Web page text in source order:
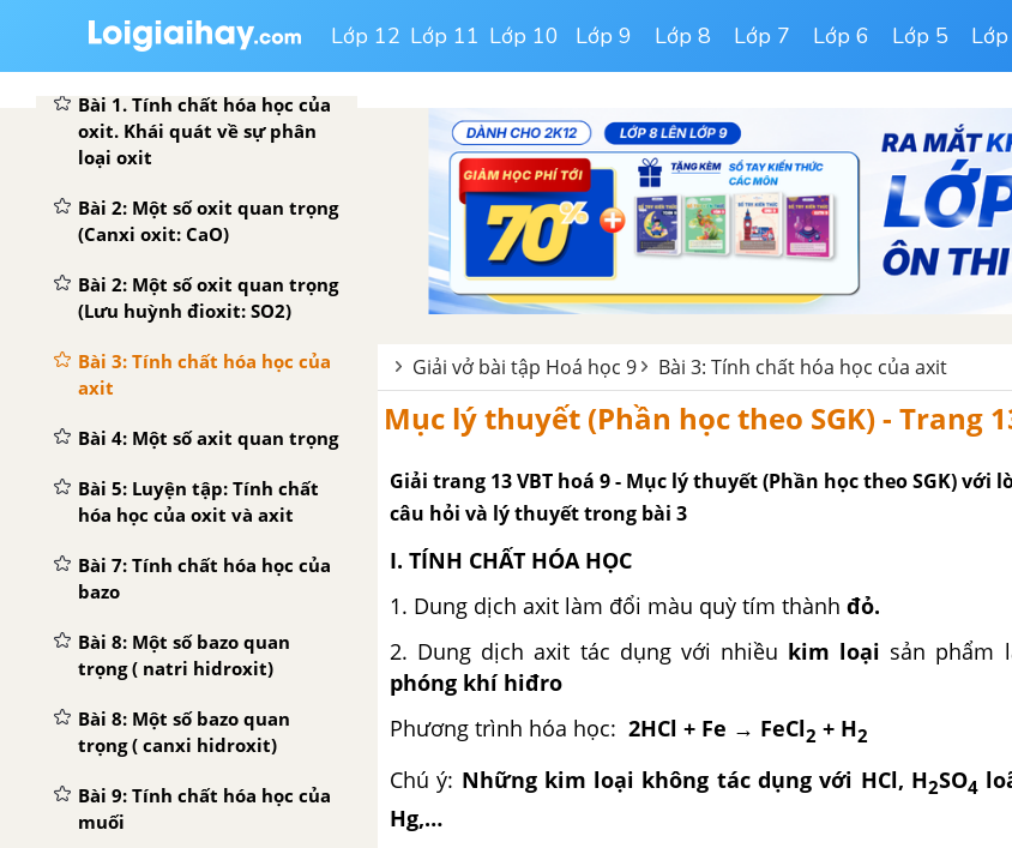
Lớp 12 Lớp 11 Lớp 10 Lớp 9 Lớp 8 Lớp 7 Lớp 6 Lớp 5
CHƯƠNG 1: CÁC LOẠI HỢP CHẤT VÔ CƠ
Bài 1. Tính chất hóa học của
oxit. Khái quát về sự phân
loại oxit
Bài 2: Một số oxit quan trọng
(Canxi oxit: CaO)
Bài 2: Một số oxit quan trọng
(Lưu huỳnh đioxit: SO2)
Bài 3: Tính chất hóa học của
axit
Bài 4: Một số axit quan trọng
Bài 5: Luyện tập: Tính chất
hóa học của oxit và axit
Bài 7: Tính chất hóa học của
bazo
Bài 8: Một số bazo quan
trọng ( natri hidroxit)
Bài 8: Một số bazo quan
trọng ( canxi hidroxit)
Bài 9: Tính chất hóa học của
muối
Giải vở bài tập Hoá học 9 Bài 3: Tính chất hóa học của axit
Mục lý thuyết (Phần học theo SGK) - Trang
Giải trang 13 VBT hoá 9 - Mục lý thuyết (Phần học theo SGK) với
câu hỏi và lý thuyết trong bài 3
I. TÍNH CHẤT HÓA HỌC
1. Dung dịch axit làm đổi màu quỳ tím thành đỏ.
2. Dung dịch axit tác dụng với nhiều kim loại sản phẩm
phóng khí hiđro
Phương trình hóa học: 2HCl + Fe → FeCl2 + H2
Chú ý: Những kim loại không tác dụng với HCl, H2SO4
Hg,…